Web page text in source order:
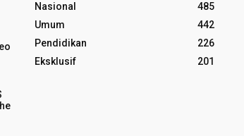
Nasional
485
Umum
442
Pendidikan
226
Eksklusif
201